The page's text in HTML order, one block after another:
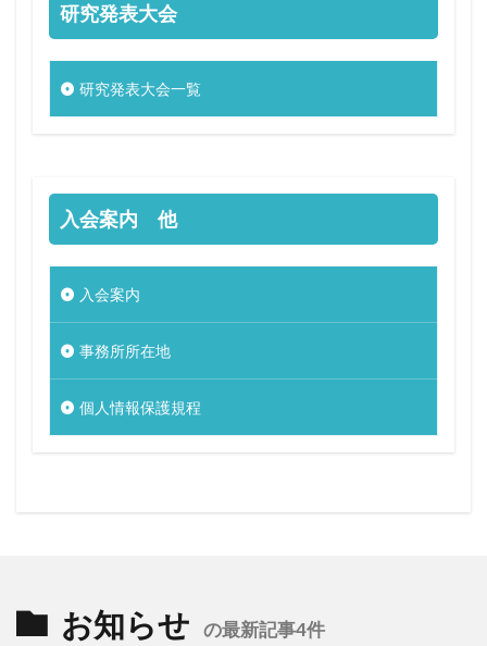
研究発表大会
研究発表大会一覧
入会案内 他
入会案内
事務所所在地
個人情報保護規程
お知らせ の最新記事4件